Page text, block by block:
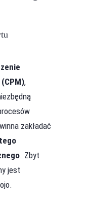
,
zakładać
. Zbyt
jest